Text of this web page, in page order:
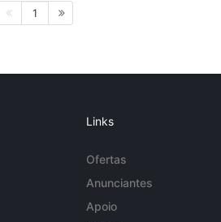
1
Links
Ofertas
Anunciantes
Apoio